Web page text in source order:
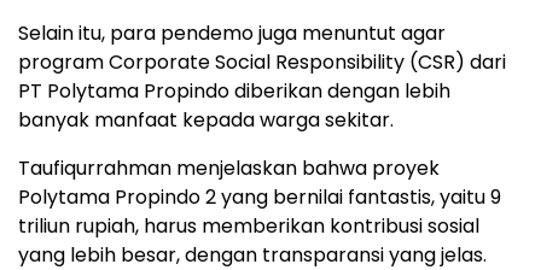
Selain itu, para pendemo juga menuntut agar
program Corporate Social Responsibility (CSR) dari
PT Polytama Propindo diberikan dengan lebih
banyak manfaat kepada warga sekitar.
Taufiqurrahman menjelaskan bahwa proyek
Polytama Propindo 2 yang bernilai fantastis, yaitu 9
triliun rupiah, harus memberikan kontribusi sosial
yang lebih besar, dengan transparansi yang jelas.